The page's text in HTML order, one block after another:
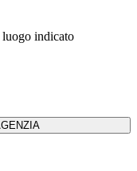
indicato